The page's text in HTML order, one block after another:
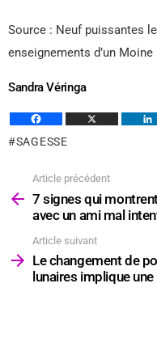
Source : Neuf puissantes
enseignements d’un Moine
Sandra Véringa
SAGESSE
plus
Article précédent
7 signes qui
avec un ami mal
Article suivant
Le changement de
lunaires implique